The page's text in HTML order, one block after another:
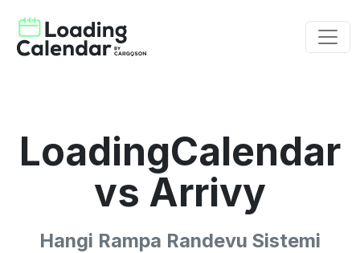
LoadingCalendar
vs Arrivy
Hangi Rampa Randevu Sistemi